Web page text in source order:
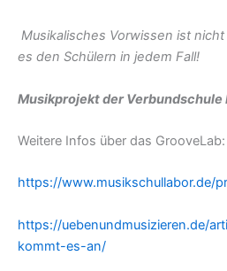
Musikalisches Vorwissen ist
es den Schülern in jedem Fall!
Musikprojekt der Verbundschule
Weitere Infos über das GrooveLab:
https://www.musikschullabor.de/
https://uebenundmusizieren.de/
kommt-es-an/